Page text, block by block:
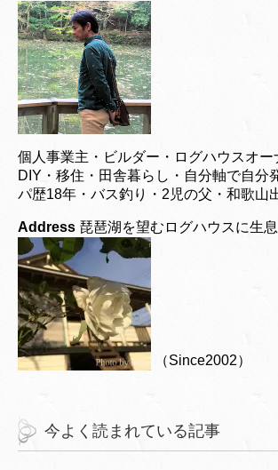
個人事業主・ビルダー・ログハウスオー
DIY・移住・田舎暮らし・自分軸で自分
パ歴18年・バス釣り・2児の父・和歌山
Address 琵琶湖を望むログハウスに生息
（Since2002）
今よく読まれている記事